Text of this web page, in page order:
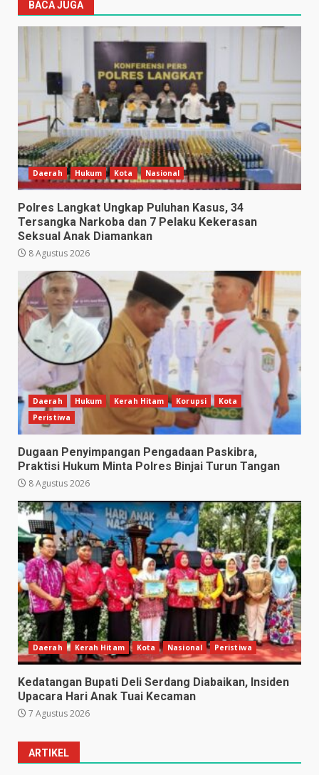
BACA JUGA
Daerah Hukum Kota Nasional
Polres Langkat Ungkap Puluhan Kasus, 34
Tersangka Narkoba dan 7 Pelaku Kekerasan
Seksual Anak Diamankan
8 Agustus 2026
Daerah Hukum Kerah Hitam Korupsi
Kota
Peristiwa
Dugaan Penyimpangan Pengadaan Paskibra,
Praktisi Hukum Minta Polres Binjai Turun Tangan
8 Agustus 2026
Daerah Kerah Hitam Kota Nasional Peristiwa
Kedatangan Bupati Deli Serdang Diabaikan, Insiden
Upacara Hari Anak Tuai Kecaman
7 Agustus 2026
ARTIKEL